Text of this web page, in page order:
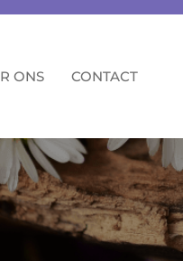
ONS CONTACT